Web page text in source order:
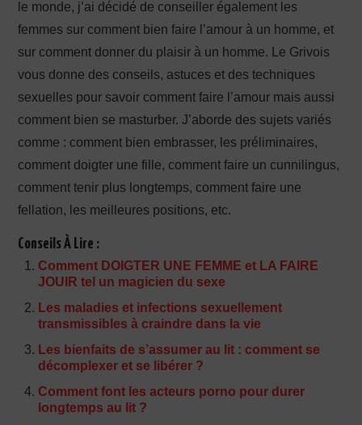
le monde, j’ai décidé de conseiller également les
femmes sur comment bien faire l’amour à un homme, et
sur comment donner du plaisir à un homme. Le Grivois
vous donne des conseils, astuces et des techniques
sexuelles pour savoir comment faire l’amour mais aussi
comment bien se masturber. J’aborde des sujets variés
comme : comment bien embrasser, les préliminaires,
comment doigter une fille, comment faire un cunnilingus,
comment tenir plus longtemps, comment faire une
fellation, les meilleures positions, etc.
Conseils À Lire :
Comment DOIGTER UNE FEMME et LA FAIRE
JOUIR tel un magicien du sexe
Les maladies et infections sexuellement
transmissibles à craindre dans la vie
Les bienfaits de s’assumer au lit : comment se
décomplexer et se libérer ?
Comment font les acteurs porno pour durer
longtemps au lit ?